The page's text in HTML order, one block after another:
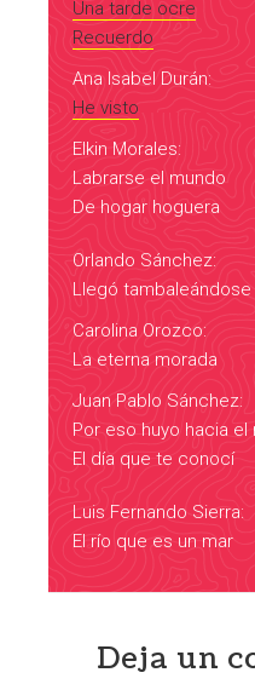
Una tarde ocre
Recuerdo
Ana Isabel Durán:
He visto
Elkin Morales:
Labrarse el mundo
De hogar hoguera
Orlando Sánchez:
Llegó tambaleándose
Carolina Orozco:
La eterna morada
Juan Pablo Sánchez:
Por eso huyo hacia el
El día que te conocí
Luis Fernando Sierra:
El río que es un mar
Deja un